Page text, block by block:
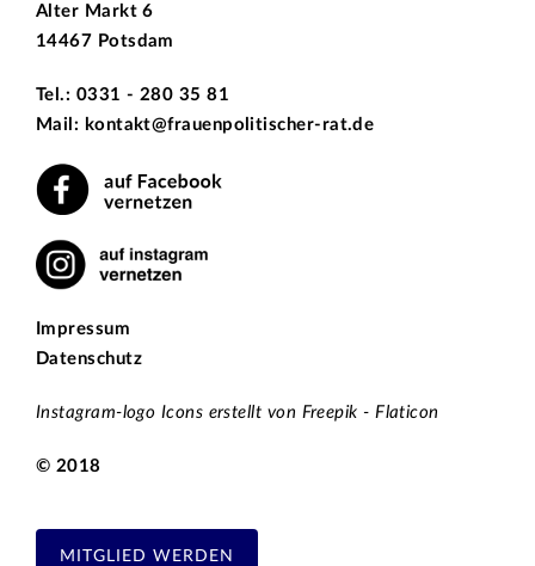
Alter Markt 6
14467 Potsdam
Tel.: 0331 - 280 35 81
Mail: kontakt@frauenpolitischer-rat.de
Impressum
Datenschutz
Instagram-logo Icons erstellt von Freepik - Flaticon
© 2018
MITGLIED WERDEN